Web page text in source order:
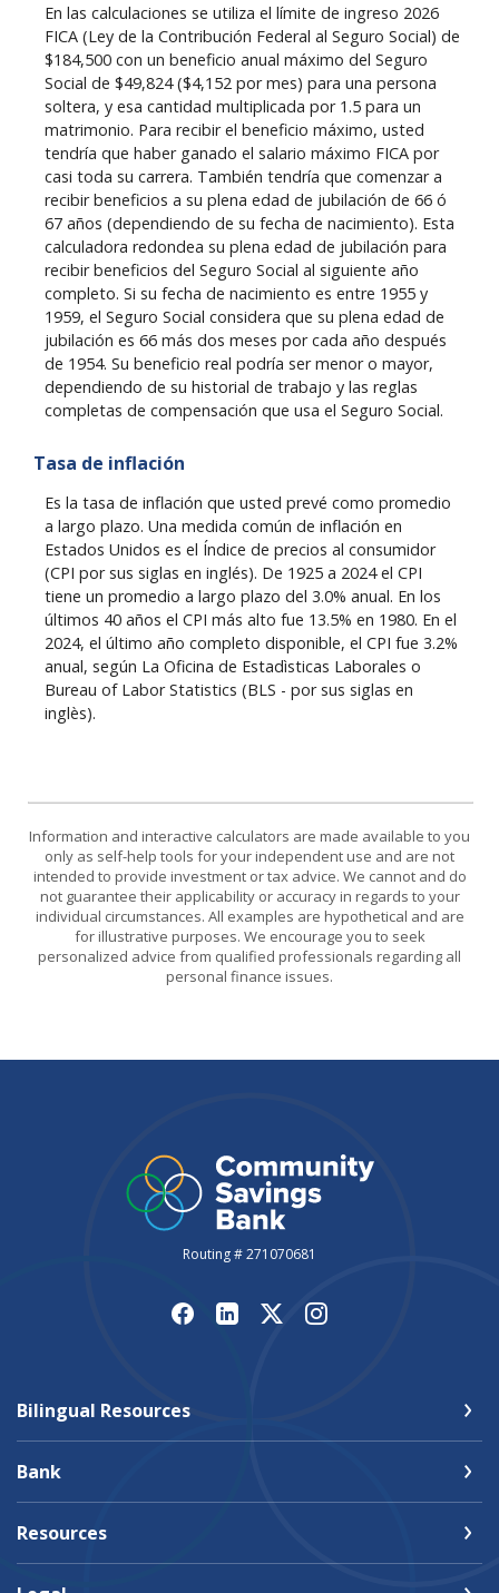
En las calculaciones se utiliza el límite de ingreso 2026
FICA (Ley de la Contribución Federal al Seguro Social) de
$184,500 con un beneficio anual máximo del Seguro
Social de $49,824 ($4,152 por mes) para una persona
soltera, y esa cantidad multiplicada por 1.5 para un
matrimonio. Para recibir el beneficio máximo, usted
tendría que haber ganado el salario máximo FICA por
casi toda su carrera. También tendría que comenzar a
recibir beneficios a su plena edad de jubilación de 66 ó
67 años (dependiendo de su fecha de nacimiento). Esta
calculadora redondea su plena edad de jubilación para
recibir beneficios del Seguro Social al siguiente año
completo. Si su fecha de nacimiento es entre 1955 y
1959, el Seguro Social considera que su plena edad de
jubilación es 66 más dos meses por cada año después
de 1954. Su beneficio real podría ser menor o mayor,
dependiendo de su historial de trabajo y las reglas
completas de compensación que usa el Seguro Social.
Tasa de inflación
Es la tasa de inflación que usted prevé como promedio
a largo plazo. Una medida común de inflación en
Estados Unidos es el Índice de precios al consumidor
(CPI por sus siglas en inglés). De 1925 a 2024 el CPI
tiene un promedio a largo plazo del 3.0% anual. En los
últimos 40 años el CPI más alto fue 13.5% en 1980. En el
2024, el último año completo disponible, el CPI fue 3.2%
anual, según La Oficina de Estadìsticas Laborales o
Bureau of Labor Statistics (BLS - por sus siglas en
inglès).
Information and interactive calculators are made available to you
only as self-help tools for your independent use and are not
intended to provide investment or tax advice. We cannot and do
not guarantee their applicability or accuracy in regards to your
individual circumstances. All examples are hypothetical and are
for illustrative purposes. We encourage you to seek
personalized advice from qualified professionals regarding all
personal finance issues.
Routing # 271070681
Bilingual Resources
Bank
Resources